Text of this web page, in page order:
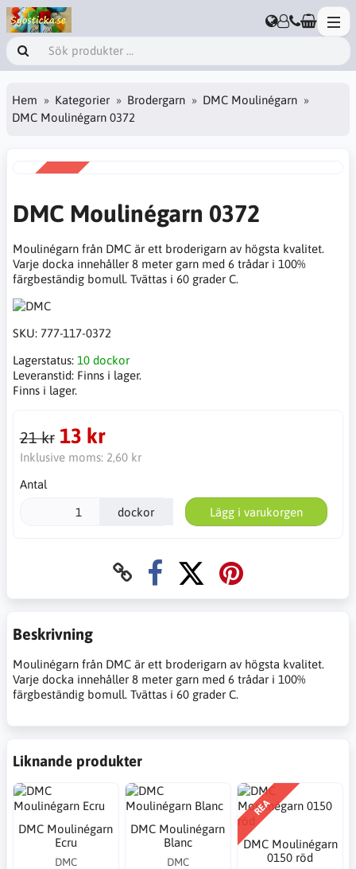
Hem Kategorier Brodergarn
DMC Moulinégarn
DMC Moulinégarn 0372
DMC Moulinégarn 0372
Moulinégarn från DMC är ett broderigarn av högsta kvalitet.
Varje docka innehåller 8 meter garn med 6 trådar i 100%
färgbeständig bomull. Tvättas i 60 grader C.
SKU: 777-117-0372
Lagerstatus: 10 dockor
Leveranstid: Finns i lager.
Finns i lager.
21 kr 13 kr
Inklusive moms: 2,60 kr
Antal
dockor Lägg i varukorgen
Beskrivning
Moulinégarn från DMC är ett broderigarn av högsta kvalitet.
Varje docka innehåller 8 meter garn med 6 trådar i 100%
färgbeständig bomull. Tvättas i 60 grader C.
Liknande produkter
DMC Moulinégarn
Ecru
DMC
DMC Moulinégarn
Blanc
DMC
REA
DMC Moulinégarn
0150 röd